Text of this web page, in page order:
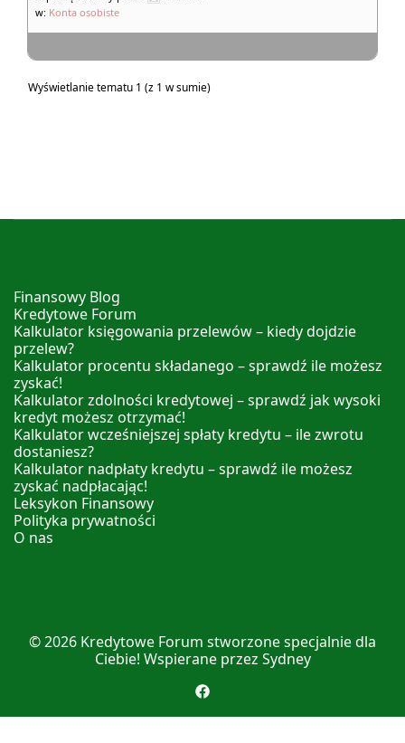
w: Konta osobiste
Wyświetlanie tematu 1 (z 1 w sumie)
Finansowy Blog
Kredytowe Forum
Kalkulator księgowania przelewów – kiedy dojdzie
przelew?
Kalkulator procentu składanego – sprawdź ile możesz
zyskać!
Kalkulator zdolności kredytowej – sprawdź jak wysoki
kredyt możesz otrzymać!
Kalkulator wcześniejszej spłaty kredytu – ile zwrotu
dostaniesz?
Kalkulator nadpłaty kredytu – sprawdź ile możesz
zyskać nadpłacając!
Leksykon Finansowy
Polityka prywatności
O nas
© 2026 Kredytowe Forum stworzone specjalnie dla
Ciebie! Wspierane przez Sydney